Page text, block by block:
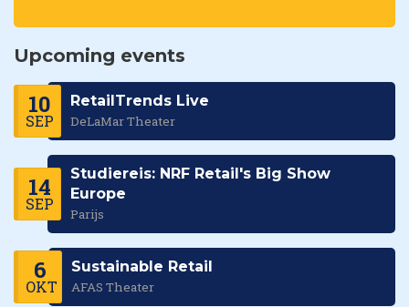
Upcoming events
10
SEP
RetailTrends Live
DeLaMar Theater
14
SEP
Studiereis: NRF Retail's Big Show
Europe
Parijs
6
OKT
Sustainable Retail
AFAS Theater